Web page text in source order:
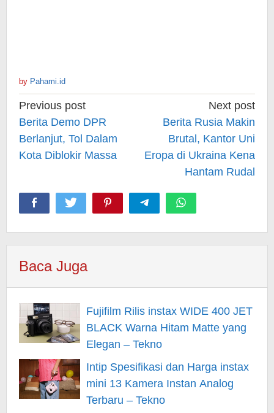
by Pahami.id
Post
navigation
Previous post
Berita Demo DPR
Berlanjut, Tol Dalam
Kota Diblokir Massa
Next post
Berita Rusia Makin
Brutal, Kantor Uni
Eropa di Ukraina Kena
Hantam Rudal
Baca Juga
Fujifilm Rilis instax WIDE 400 JET
BLACK Warna Hitam Matte yang
Elegan – Tekno
Intip Spesifikasi dan Harga instax
mini 13 Kamera Instan Analog
Terbaru – Tekno